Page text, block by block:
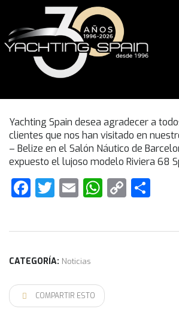
Salón Náutico
Yachting Spain desea agradecer a
clientes que nos han visitado en
– Belize en el Salón Náutico de
expuesto el lujoso modelo Riviera 68
Facebook
Twitter
EmailCopy
CATEGORÍA: Noticias
COMPARTIR ESTO